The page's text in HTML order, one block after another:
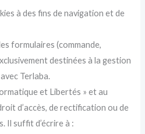
à des fins de navigation et de
formulaires (commande,
destinées à la gestion
Terlaba.
et Libertés » et au
d’accès, de rectification ou de
Il suffit d’écrire à :